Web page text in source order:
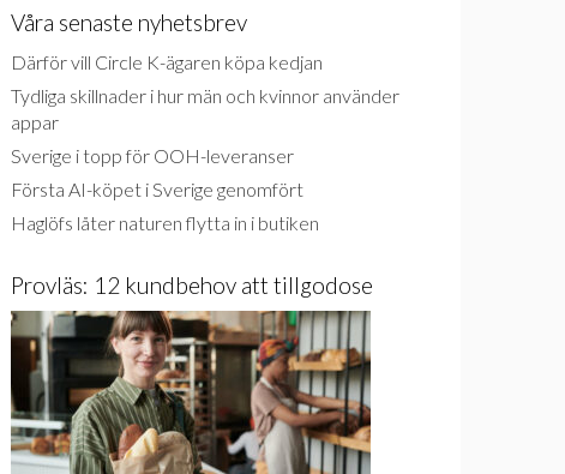
Våra senaste nyhetsbrev
Därför vill Circle K-ägaren köpa kedjan
Tydliga skillnader i hur män och kvinnor använder
appar
Sverige i topp för OOH-leveranser
Första AI-köpet i Sverige genomfört
Haglöfs låter naturen flytta in i butiken
Provläs: 12 kundbehov att tillgodose